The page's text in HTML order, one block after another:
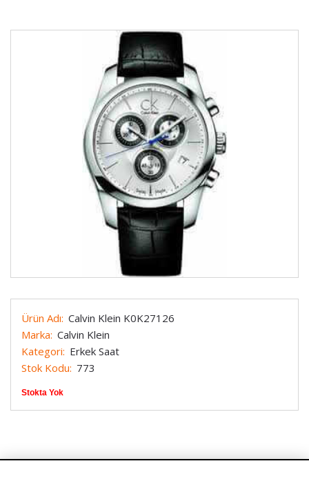
Ürün Adı: Calvin Klein K0K27126
Marka: Calvin Klein
Kategori: Erkek Saat
Stok Kodu: 773
Stokta Yok